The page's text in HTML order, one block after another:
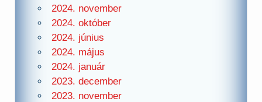
2024. november
2024. október
2024. június
2024. május
2024. január
2023. december
2023. november